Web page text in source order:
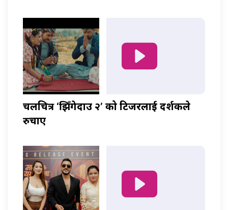
चलचित्र ‘झिँगेदाउ २’ को टिजरलाई दर्शकले
रुचाए